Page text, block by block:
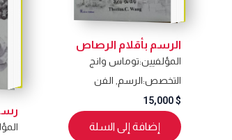
الرسم بأقلام الرصاص
المؤلفيين:توماس وانج
التخصص:الرسم الفن
15,000$
إضافة إلى السلة
رسم